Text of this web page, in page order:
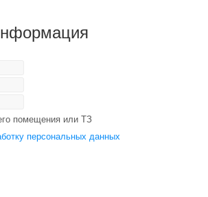
помещения или ТЗ
персональных данных